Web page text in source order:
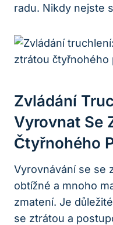
radu. Nikdy nejste
Zvládání
Vyrovnat Se
Čtyřnohého
Vyrovnávání se se
obtížné a mnoho
zmatení. Je
se ztrátou a